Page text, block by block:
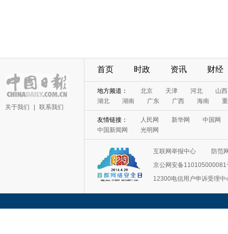
关于我们 联系我们
首页 时政 资讯 财经
地方频道： 北京 天津 河北
山西
湖北
湖南 广东 广西 海南
友情链接： 人民网 新华网
中国网
中国新闻网
光明网
互联网举报中心
防范
京公网安备110105000081
12300电信用户申诉受理中